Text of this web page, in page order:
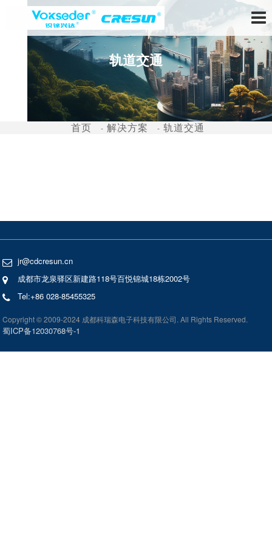
轨道交通
首页 解决方案 轨道交通
jr@cdcresun.cn
成都市龙泉驿区新建路118号百悦锦城18栋2002号
Tel:+86 028-85455325
Copyright © 2009-2024 成都科瑞森电子科技有限公司. All Rights Reserved.
蜀ICP备12030768号-1